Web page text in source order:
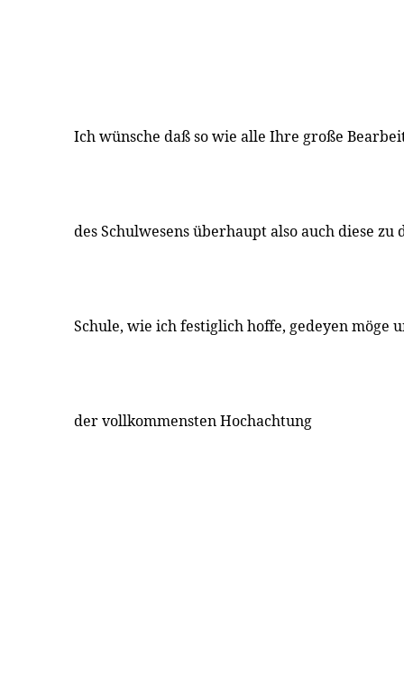
Ich wünsche daß so wie alle Ihre große
des Schulwesens überhaupt also auch diese zu
Schule, wie ich festiglich hoffe, gedeyen möge
der vollkommensten Hochachtung